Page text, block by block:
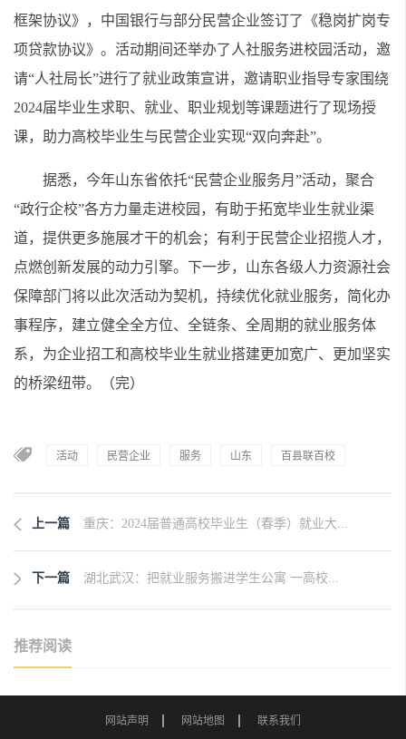
框架协议》，中国银行与部分民营企业签订了《稳岗扩岗专
项贷款协议》。活动期间还举办了人社服务进校园活动，邀
请“人社局长”进行了就业政策宣讲，邀请职业指导专家围绕
2024届毕业生求职、就业、职业规划等课题进行了现场授
课，助力高校毕业生与民营企业实现“双向奔赴”。
据悉，今年山东省依托“民营企业服务月”活动，聚合
“政行企校”各方力量走进校园，有助于拓宽毕业生就业渠
道，提供更多施展才干的机会；有利于民营企业招揽人才，
点燃创新发展的动力引擎。下一步，山东各级人力资源社会
保障部门将以此次活动为契机，持续优化就业服务，简化办
事程序，建立健全全方位、全链条、全周期的就业服务体
系，为企业招工和高校毕业生就业搭建更加宽广、更加坚实
的桥梁纽带。（完）
活动 民营企业 服务 山东 百县联百校
上一篇 重庆：2024届普通高校毕业生（春季）就业大...
下一篇 湖北武汉：把就业服务搬进学生公寓 一高校...
推荐阅读
网站声明 网站地图 联系我们